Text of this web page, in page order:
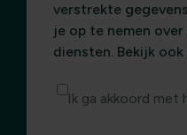
verstrekte
je op te nemen
diensten. Bekijk ook
Ik ga akkoord met